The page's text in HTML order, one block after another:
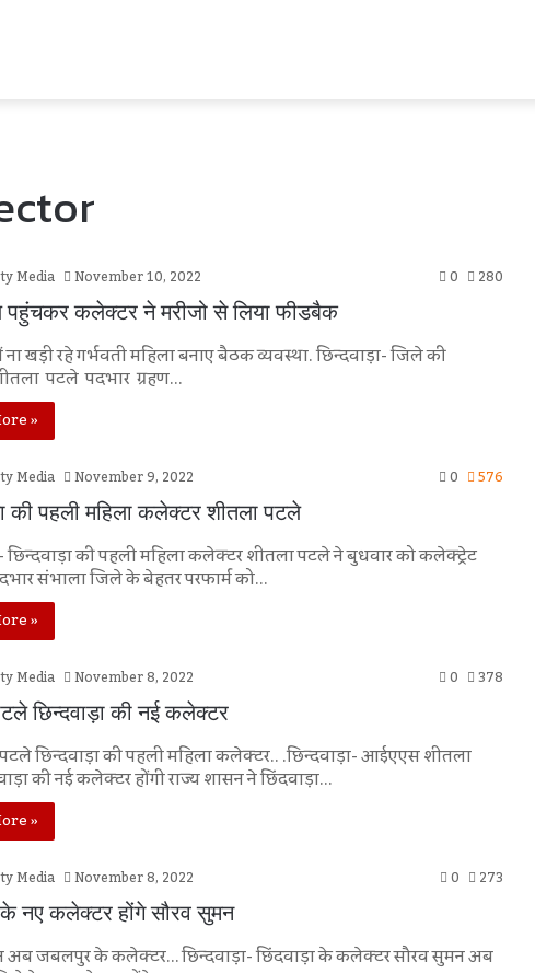
Media November 10, 2022 0 280
पहुंचकर कलेक्टर ने मरीजो से लिया फीडबैक
खड़ी रहे गर्भवती महिला बनाए बैठक व्यवस्था. छिन्दवाड़ा- जिले की
पटले पदभार ग्रहण…
»
Media November 9, 2022 0 576
की पहली महिला कलेक्टर शीतला पटले
छिन्दवाड़ा की पहली महिला कलेक्टर शीतला पटले ने बुधवार को कलेक्ट्रेट
संभाला जिले के बेहतर परफार्म को…
»
Media November 8, 2022 0 378
छिन्दवाड़ा की नई कलेक्टर
छिन्दवाड़ा की पहली महिला कलेक्टर.. .छिन्दवाड़ा- आईएएस शीतला
की नई कलेक्टर होंगी राज्य शासन ने छिंदवाड़ा…
»
Media November 8, 2022 0 273
नए कलेक्टर होंगे सौरव सुमन
अब जबलपुर के कलेक्टर… छिन्दवाड़ा- छिंदवाड़ा के कलेक्टर सौरव सुमन अब